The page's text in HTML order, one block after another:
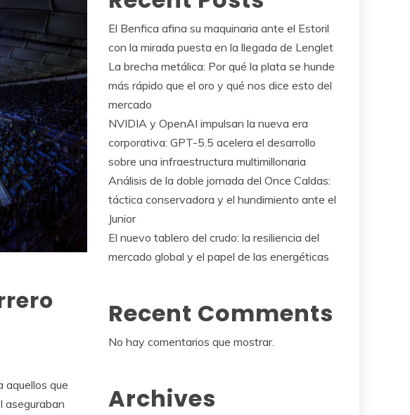
aquellos que
aseguraban
El Benfica afina su maquinaria ante el Estoril
con la mirada puesta en la llegada de Lenglet
La brecha metálica: Por qué la plata se hunde
más rápido que el oro y qué nos dice esto del
mercado
NVIDIA y OpenAI impulsan la nueva era
corporativa: GPT-5.5 acelera el desarrollo
sobre una infraestructura multimillonaria
Análisis de la doble jornada del Once Caldas:
táctica conservadora y el hundimiento ante el
Junior
El nuevo tablero del crudo: la resiliencia del
mercado global y el papel de las energéticas
Recent Comments
No hay comentarios que mostrar.
Archives